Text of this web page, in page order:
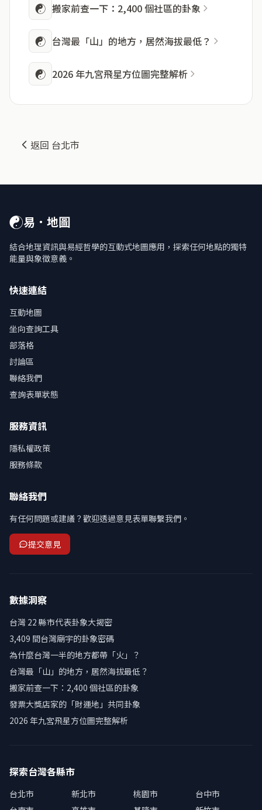
☯ 搬家前查一下：2,400 個社區的卦象
☯ 台灣最「山」的地方，居然海拔最低？
☯ 2026 年九宮飛星方位圖完整解析
返回 台北市
☯易．地圖
結合地理資訊與易經哲學的互動式地圖應用，探索任何地點的獨特
能量與象徵意義。
快速連結
互動地圖
坐向查詢工具
部落格
討論區
聯絡我們
查詢表單狀態
服務資訊
隱私權政策
服務條款
聯絡我們
有任何問題或建議？歡迎透過意見表單聯繫我們。
提交意見
數據洞察
台灣 22 縣市代表卦象大揭密
3,409 間台灣廟宇的卦象密碼
為什麼台灣一半的地方都帶「火」？
台灣最「山」的地方，居然海拔最低？
搬家前查一下：2,400 個社區的卦象
發票大獎店家的「財運地」共同卦象
2026 年九宮飛星方位圖完整解析
探索台灣各縣市
台北市 新北市 桃園市
台中市